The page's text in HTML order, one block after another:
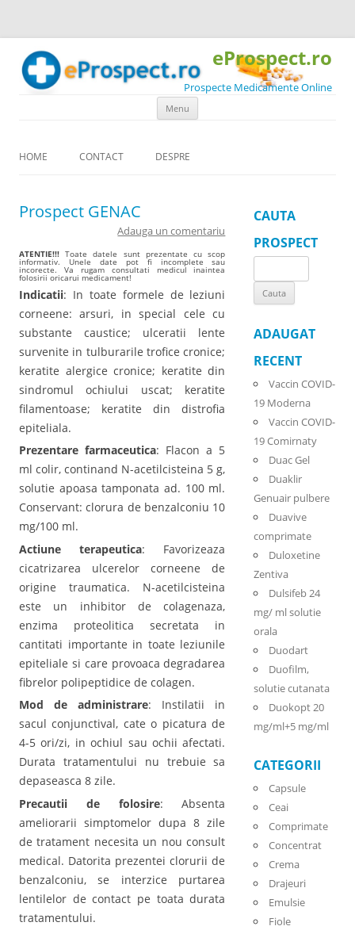
eProspect.ro
Prospecte Medicamente Online
Menu
HOME CONTACT DESPRE
Prospect GENAC
Adauga un comentariu
ATENTIE!!! Toate datele sunt prezentate cu scop
informativ. Unele date pot fi incomplete sau
incorecte. Va rugam consultati medicul inaintea
folosirii oricarui medicament!
Indicatii: In toate formele de leziuni
corneene: arsuri, in special cele cu
substante caustice; ulceratii lente
survenite in tulburarile trofice cronice;
keratite alergice cronice; keratite din
sindromul ochiului uscat; keratite
filamentoase; keratite din distrofia
epiteliala.
Prezentare farmaceutica: Flacon a 5
ml colir, continand N-acetilcisteina 5 g,
solutie apoasa tamponata ad. 100 ml.
Conservant: clorura de benzalconiu 10
mg/100 ml.
Actiune terapeutica: Favorizeaza
cicatrizarea ulcerelor corneene de
origine traumatica. N-acetilcisteina
este un inhibitor de colagenaza,
enzima proteolitica secretata in
cantitati importante in toate leziunile
epiteliale si care provoaca degradarea
fibrelor polipeptidice de colagen.
Mod de administrare: Instilatii in
sacul conjunctival, cate o picatura de
4-5 ori/zi, in ochiul sau ochii afectati.
Durata tratamentului nu trebuie sa
depaseasca 8 zile.
Precautii de folosire: Absenta
ameliorarii simptomelor dupa 8 zile
de tratament necesita un nou consult
medical. Datorita prezentei clorurii de
benzalconiu, se interzice purtarea
lentilelor de contact pe toata durata
tratamentului.
CAUTA
PROSPECT
for:
ADAUGAT
RECENT
Vaccin COVID-
19 Moderna
Vaccin COVID-
19 Comirnaty
Duac Gel
Duaklir
Genuair pulbere
Duavive
comprimate
Duloxetine
Zentiva
Dulsifeb 24
mg/ ml solutie
orala
Duodart
Duofilm,
solutie cutanata
Duokopt 20
mg/ml+5 mg/ml
CATEGORII
Capsule
Ceai
Comprimate
Concentrat
Crema
Drajeuri
Emulsie
Fiole